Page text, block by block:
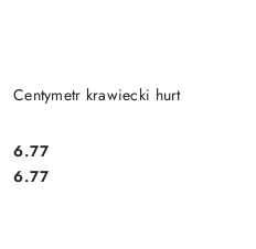
Centymetr krawiecki hurt
Cena:
6.77
Cena:
6.77